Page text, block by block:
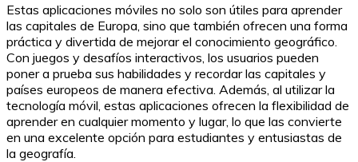
Estas aplicaciones móviles no solo son útiles para aprender
las capitales de Europa, sino que también ofrecen una forma
práctica y divertida de mejorar el conocimiento geográfico.
Con juegos y desafíos interactivos, los usuarios pueden
poner a prueba sus habilidades y recordar las capitales y
países europeos de manera efectiva. Además, al utilizar la
tecnología móvil, estas aplicaciones ofrecen la flexibilidad de
aprender en cualquier momento y lugar, lo que las convierte
en una excelente opción para estudiantes y entusiastas de
la geografía.